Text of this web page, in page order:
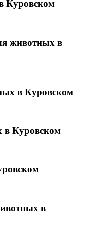
Куровском
животных в
в Куровском
в Куровском
в